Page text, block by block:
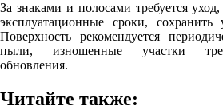
За знаками и полосами требуется
эксплуатационные сроки, сохранить
Поверхность рекомендуется
пыли, изношенные участки
обновления.
Читайте также: